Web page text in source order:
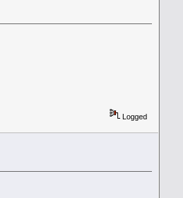
Logged